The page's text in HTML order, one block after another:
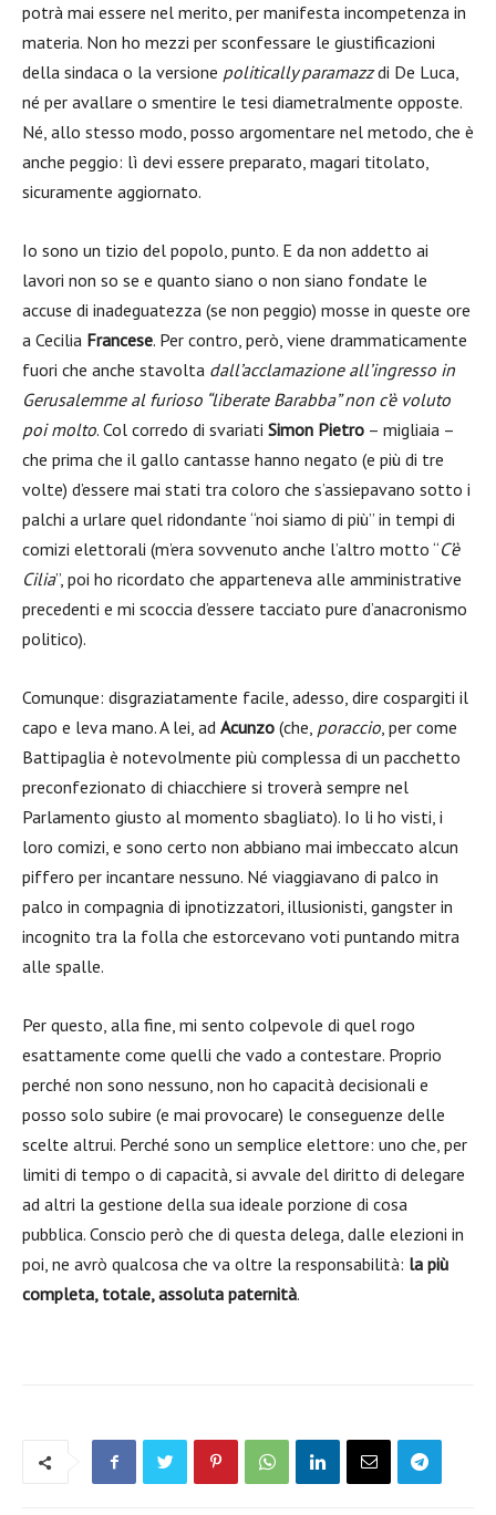
potrà mai essere nel merito, per manifesta incompetenza in
materia. Non ho mezzi per sconfessare le giustificazioni
della sindaca o la versione politically paramazzdi De Luca,
né per avallare o smentire le tesi diametralmente opposte.
Né, allo stesso modo, posso argomentare nel metodo, che è
anche peggio: lì devi essere preparato, magari titolato,
sicuramente aggiornato.
Io sono un tizio del popolo, punto. E da non addetto ai
lavori non so se e quanto siano o non siano fondate le
accuse di inadeguatezza (se non peggio) mosse in queste ore
a Cecilia Francese. Per contro, però, viene drammaticamente
fuori che anche stavolta dall’acclamazione all’ingresso in
Gerusalemme al furioso “liberate Barabba” non c’è voluto
poi molto. Col corredo di svariati Simon Pietro – migliaia –
che prima che il gallo cantasse hanno negato (e più di tre
volte) d’essere mai stati tra coloro che s’assiepavano sotto i
palchi a urlare quel ridondante “noi siamo di più” in tempi di
comizi elettorali (m’era sovvenuto anche l’altro motto “C’è
Cilia”, poi ho ricordato che apparteneva alle amministrative
precedenti e mi scoccia d’essere tacciato pure d’anacronismo
politico).
Comunque: disgraziatamente facile, adesso, dire cospargiti il
capo e leva mano. A lei, ad Acunzo (che, poraccio, per come
Battipaglia è notevolmente più complessa di un pacchetto
preconfezionato di chiacchiere si troverà sempre nel
Parlamento giusto al momento sbagliato). Io li ho visti, i
loro comizi, e sono certo non abbiano mai imbeccato alcun
piffero per incantare nessuno. Né viaggiavano di palco in
palco in compagnia di ipnotizzatori, illusionisti, gangster in
incognito tra la folla che estorcevano voti puntando mitra
alle spalle.
Per questo, alla fine, mi sento colpevole di quel rogo
esattamente come quelli che vado a contestare. Proprio
perché non sono nessuno, non ho capacità decisionali e
posso solo subire (e mai provocare) le conseguenze delle
scelte altrui. Perché sono un semplice elettore: uno che, per
limiti di tempo o di capacità, si avvale del diritto di delegare
ad altri la gestione della sua ideale porzione di cosa
pubblica. Conscio però che di questa delega, dalle elezioni in
poi, ne avrò qualcosa che va oltre la responsabilità: la più
completa, totale, assoluta paternità.